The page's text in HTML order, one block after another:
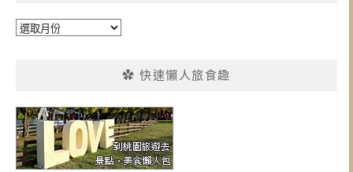
彙
✿ 快速懶人旅食趣